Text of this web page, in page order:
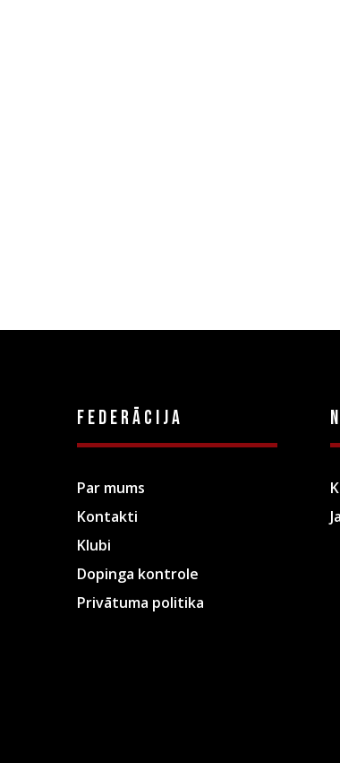
Federācija
Par mums
Kontakti
Klubi
Dopinga kontrole
Privātuma politika